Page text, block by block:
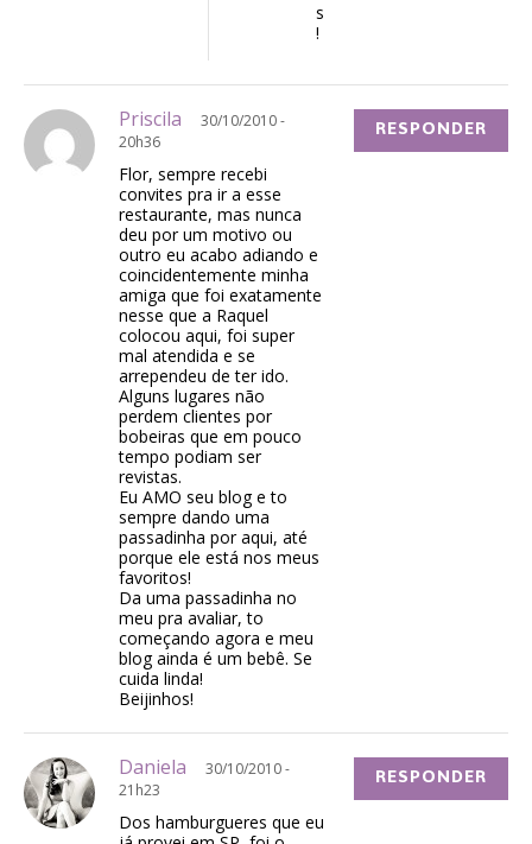
s
!
Priscila
30/10/2010 -
20h36
Flor, sempre recebi
convites pra ir a esse
restaurante, mas nunca
deu por um motivo ou
outro eu acabo adiando e
coincidentemente minha
amiga que foi exatamente
nesse que a Raquel
colocou aqui, foi super
mal atendida e se
arrependeu de ter ido.
Alguns lugares não
perdem clientes por
bobeiras que em pouco
tempo podiam ser
revistas.
Eu AMO seu blog e to
sempre dando uma
passadinha por aqui, até
porque ele está nos meus
favoritos!
Da uma passadinha no
meu pra avaliar, to
começando agora e meu
blog ainda é um bebê. Se
cuida linda!
Beijinhos!
RESPONDER
Daniela
30/10/2010 -
21h23
Dos hamburgueres que eu
RESPONDER